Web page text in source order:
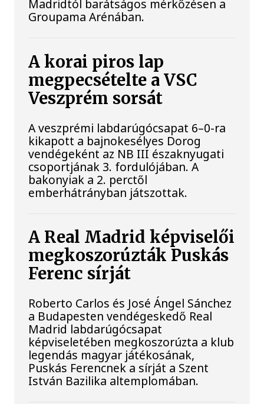
Madridtól barátságos mérkőzésen a
Groupama Arénában.
A korai piros lap
megpecsételte a VSC
Veszprém sorsát
A veszprémi labdarúgócsapat 6–0-ra
kikapott a bajnokesélyes Dorog
vendégeként az NB III északnyugati
csoportjának 3. fordulójában. A
bakonyiak a 2. perctől
emberhátrányban játszottak.
A Real Madrid képviselői
megkoszorúzták Puskás
Ferenc sírját
Roberto Carlos és José Ángel Sánchez
a Budapesten vendégeskedő Real
Madrid labdarúgócsapat
képviseletében megkoszorúzta a klub
legendás magyar játékosának,
Puskás Ferencnek a sírját a Szent
István Bazilika altemplomában.